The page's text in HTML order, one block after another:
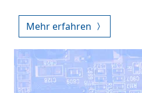
Mehr erfahren